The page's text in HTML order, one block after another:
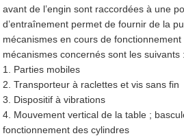
avant de l’engin sont raccordées à une
d’entraînement permet de fournir de la
mécanismes en cours de fonctionnement
mécanismes concernés sont les suivants :
1. Parties mobiles
2. Transporteur à raclettes et vis sans fin
3. Dispositif à vibrations
4. Mouvement vertical de la table ;
fonctionnement des cylindres